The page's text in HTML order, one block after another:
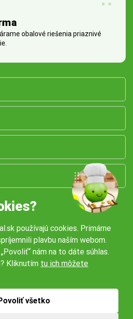
obalové riešenia priaznivé
používajú cookies. Primárne
plavbu naším webom.
nám na to dáte súhlas.
Kliknutím tu ich môžete
všetko